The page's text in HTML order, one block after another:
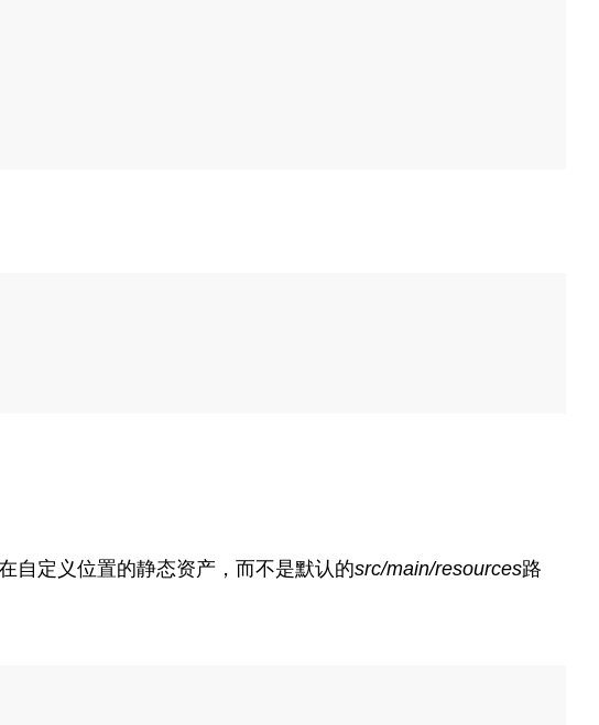
自定义位置的静态资产，而不是默认的src/main/resources路